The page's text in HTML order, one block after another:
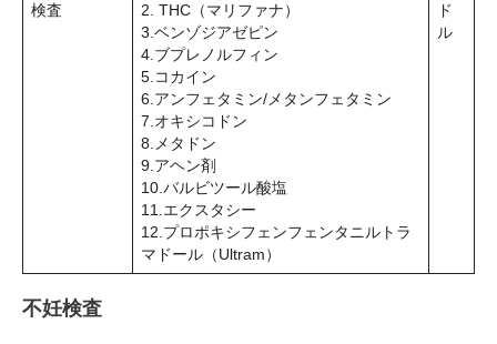
検査
2. THC（マリファナ）
3.ベンゾジアゼピン
4.ブプレノルフィン
5.コカイン
6.アンフェタミン/メタンフェタミン
7.オキシコドン
8.メタドン
9.アヘン剤
10.バルビツール酸塩
11.エクスタシー
12.プロポキシフェンフェンタニルトラ
マドール（Ultram）
ド
ル
不妊検査